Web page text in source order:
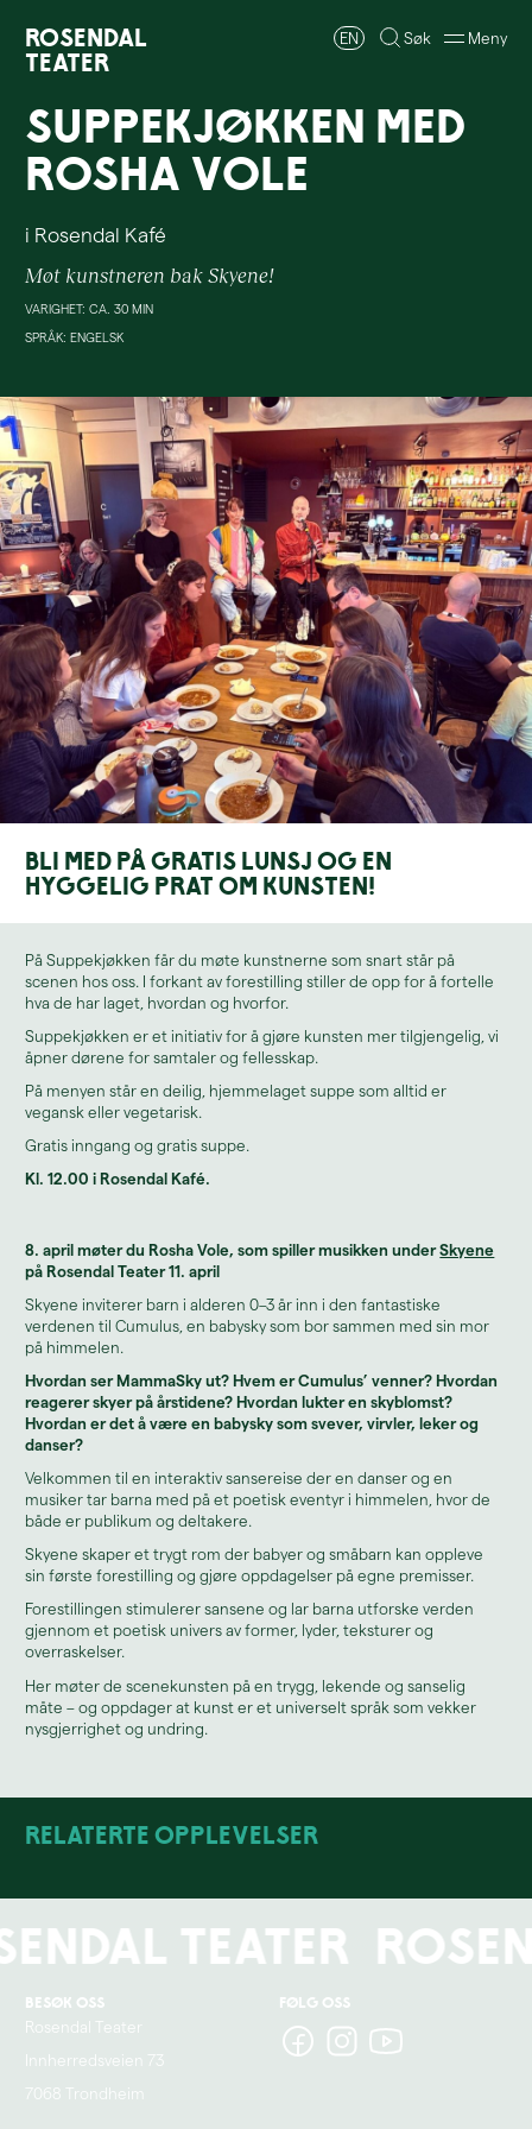
Rosendal
Teater
EN Søk Meny
Suppekjøkken med
Rosha Vole
i Rosendal Kafé
Møt kunstneren bak Skyene!
VARIGHET: CA. 30 MIN
SPRÅK: ENGELSK
Bli med på gratis lunsj og en
hyggelig prat om kunsten!
På Suppekjøkken får du møte kunstnerne som snart står på
scenen hos oss. I forkant av forestilling stiller de opp for å fortelle
hva de har laget, hvordan og hvorfor.
Suppekjøkken er et initiativ for å gjøre kunsten mer tilgjengelig, vi
åpner dørene for samtaler og fellesskap.
På menyen står en deilig, hjemmelaget suppe som alltid er
vegansk eller vegetarisk.
Gratis inngang og gratis suppe.
Kl. 12.00 i Rosendal Kafé.
8. april møter du Rosha Vole, som spiller musikken underSkyene
på Rosendal Teater 11. april
Skyene inviterer barn i alderen 0–3 år inn i den fantastiske
verdenen til Cumulus, en babysky som bor sammen med sin mor
på himmelen.
Hvordan ser MammaSky ut? Hvem er Cumulus’ venner? Hvordan
reagerer skyer på årstidene? Hvordan lukter en skyblomst?
Hvordan er det å være en babysky som svever, virvler, leker og
danser?
Velkommen til en interaktiv sansereise der en danser og en
musiker tar barna med på et poetisk eventyr i himmelen, hvor de
både er publikum og deltakere.
Skyene skaper et trygt rom der babyer og småbarn kan oppleve
sin første forestilling og gjøre oppdagelser på egne premisser.
Forestillingen stimulerer sansene og lar barna utforske verden
gjennom et poetisk univers av former, lyder, teksturer og
overraskelser.
Her møter de scenekunsten på en trygg, lekende og sanselig
måte – og oppdager at kunst er et universelt språk som vekker
nysgjerrighet og undring.
Relaterte opplevelser
Teater
Besøk oss
Rosendal Teater
Innherredsveien 73
7068 Trondheim
Følg oss